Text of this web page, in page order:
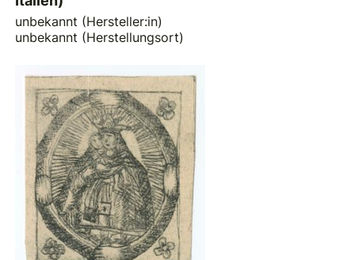
unbekannt (Hersteller:in)
unbekannt (Herstellungsort)